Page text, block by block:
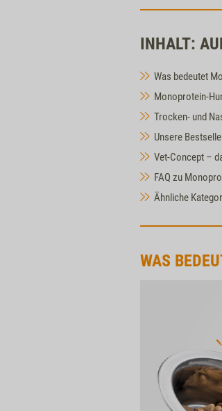
INHALT:
Was bedeutet
Monoprotein-
Trocken- und
Unsere
Vet-Concept –
FAQ zu
Ähnliche
WAS